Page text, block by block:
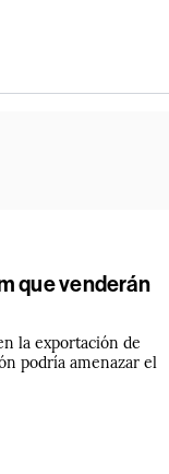
que venderán
la exportación de
podría amenazar el